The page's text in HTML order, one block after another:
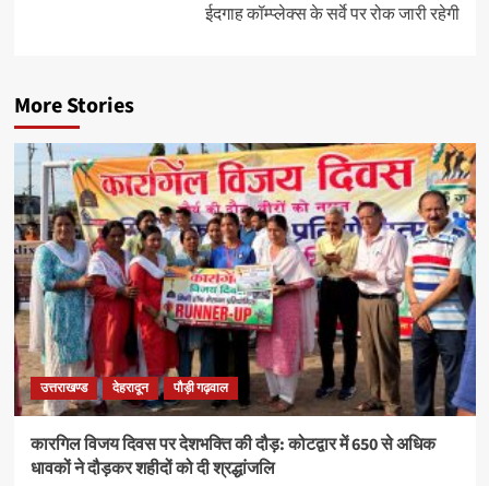
ईदगाह कॉम्प्लेक्स के सर्वे पर रोक जारी रहेगी
More Stories
उत्तराखण्ड देहरादून पौड़ी गढ़वाल
कारगिल विजय दिवस पर देशभक्ति की दौड़: कोटद्वार में 650 से अधिक
धावकों ने दौड़कर शहीदों को दी श्रद्धांजलि